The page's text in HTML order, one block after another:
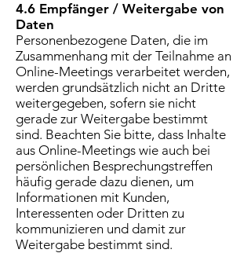
4.6 Empfänger / Weitergabe von
Daten
Personenbezogene Daten, die im
Zusammenhang mit der Teilnahme an
Online-Meetings verarbeitet werden,
werden grundsätzlich nicht an Dritte
weitergegeben, sofern sie nicht
gerade zur Weitergabe bestimmt
sind. Beachten Sie bitte, dass Inhalte
aus Online-Meetings wie auch bei
persönlichen Besprechungstreffen
häufig gerade dazu dienen, um
Informationen mit Kunden,
Interessenten oder Dritten zu
kommunizieren und damit zur
Weitergabe bestimmt sind.